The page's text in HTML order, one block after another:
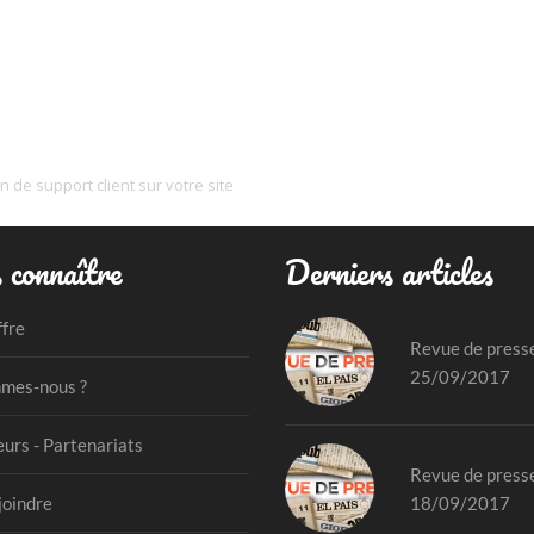
de support client sur votre site
nous ?
- Partenariats
Derniers articles
Revue de
25/09/2017
Revue de
18/09/2017